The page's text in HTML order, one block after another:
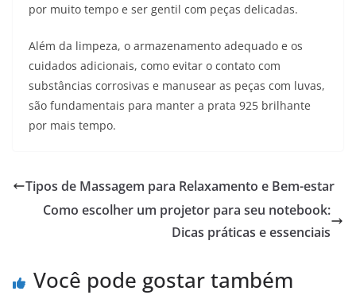
por muito tempo e ser gentil com peças delicadas.
Além da limpeza, o armazenamento adequado e os
cuidados adicionais, como evitar o contato com
substâncias corrosivas e manusear as peças com luvas,
são fundamentais para manter a prata 925 brilhante
por mais tempo.
Tipos de Massagem para Relaxamento e Bem-estar
Como escolher um projetor para seu notebook:
Dicas práticas e essenciais
Você pode gostar também